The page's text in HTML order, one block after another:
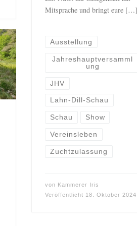
Mitsprache und bringt eure
Ausstellung
Jahreshauptversamml
ung
JHV
Lahn-Dill-Schau
Schau Show
Vereinsleben
Zuchtzulassung
von Kammerer Iris
Veröffentlicht 18. Oktober 2024